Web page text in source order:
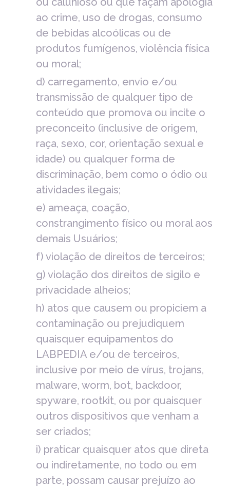
ao crime, uso de drogas, consumo
de bebidas alcoólicas ou de
produtos fumígenos, violência física
ou moral;
d) carregamento, envio e/ou
transmissão de qualquer tipo de
conteúdo que promova ou incite o
preconceito (inclusive de origem,
raça, sexo, cor, orientação sexual e
idade) ou qualquer forma de
discriminação, bem como o ódio ou
atividades ilegais;
e) ameaça, coação,
constrangimento físico ou moral aos
demais Usuários;
f) violação de direitos de terceiros;
g) violação dos direitos de sigilo e
privacidade alheios;
h) atos que causem ou propiciem a
contaminação ou prejudiquem
quaisquer equipamentos do
LABPEDIA e/ou de terceiros,
inclusive por meio de vírus, trojans,
malware, worm, bot, backdoor,
spyware, rootkit, ou por quaisquer
outros dispositivos que venham a
ser criados;
i) praticar quaisquer atos que direta
ou indiretamente, no todo ou em
parte, possam causar prejuízo ao